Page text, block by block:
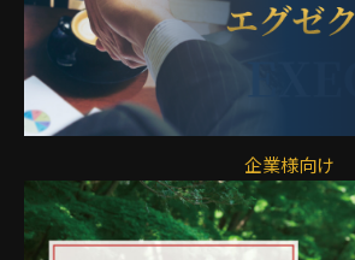
企業様向け